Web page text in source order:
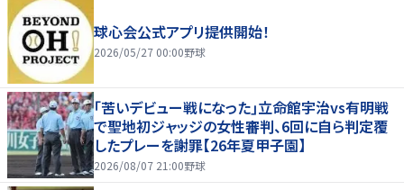
球心会公式アプリ提供開始！
2026/05/27 00:00野球
｢苦いデビュー戦になった｣立命館宇治vs有明戦
で聖地初ジャッジの女性審判、6回に自ら判定覆
したプレーを謝罪【26年夏甲子園】
2026/08/07 21:00野球